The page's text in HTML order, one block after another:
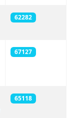
62282
67127
65118